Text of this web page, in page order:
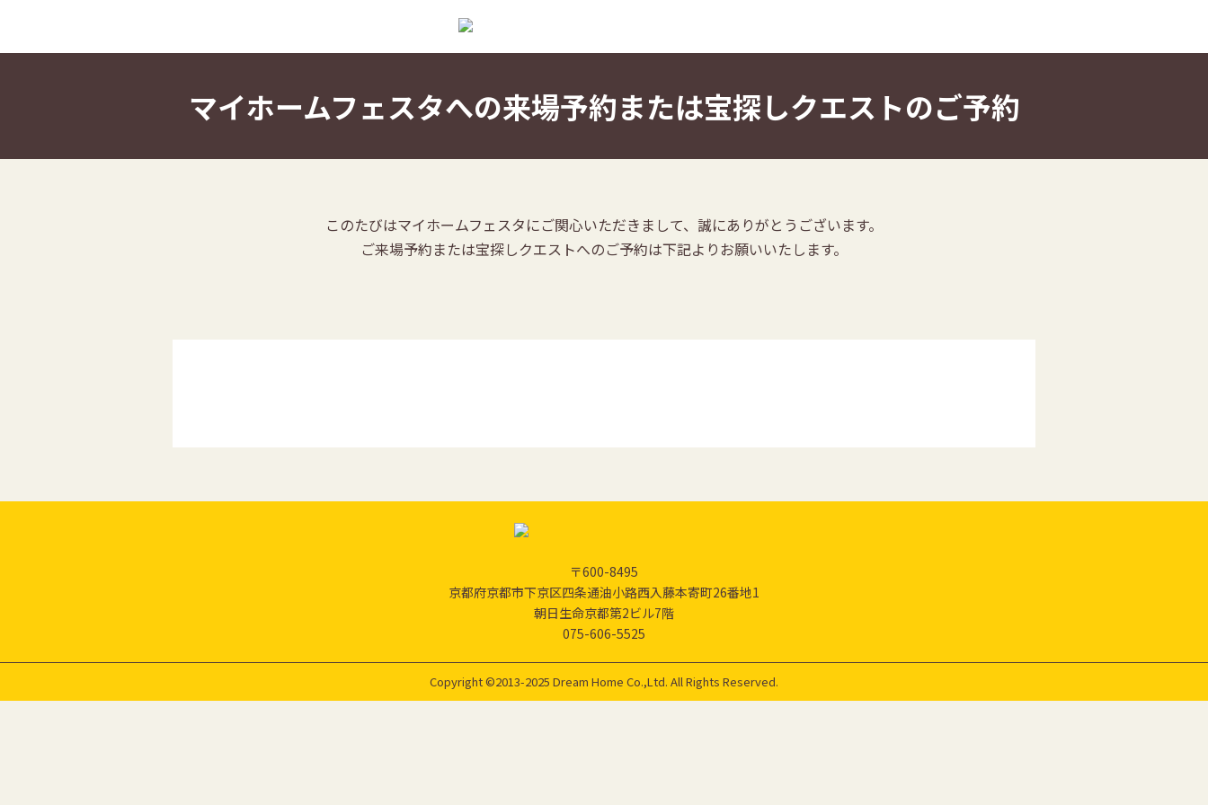
マイホームフェスタへの来場予約または宝探しクエストのご予約
このたびはマイホームフェスタにご関心いただきまして、誠にありがとうございます。
ご来場予約または宝探しクエストへのご予約は下記よりお願いいたします。
〒600-8495
京都府京都市下京区四条通油小路西入藤本寄町26番地1
朝日生命京都第2ビル7階
075-606-5525
Copyright ©2013-2025 Dream Home Co.,Ltd. All Rights Reserved.